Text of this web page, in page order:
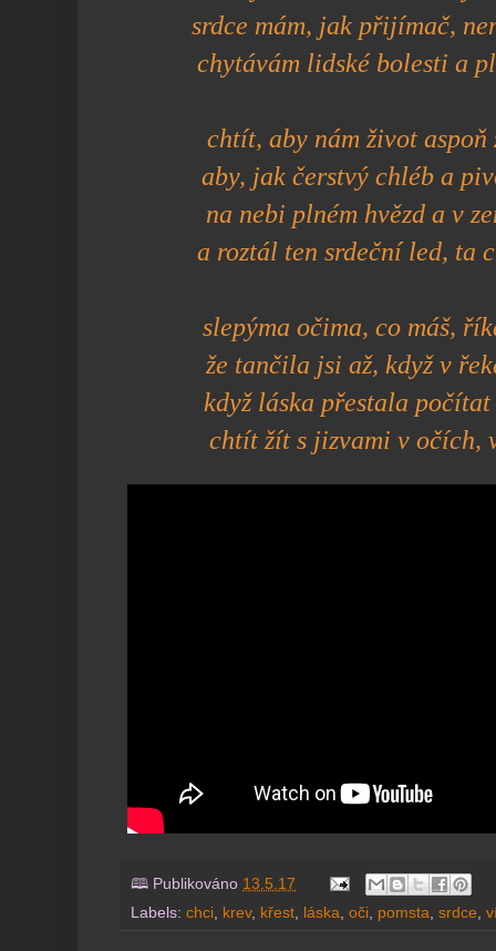
srdce mám, jak přijímač,
chytávám lidské bolesti a
chtít, aby nám život aspoň
aby, jak čerstvý chléb a
na nebi plném hvězd a v
a roztál ten srdeční led, ta
slepýma očima, co máš,
že tančila jsi až, když v
když láska přestala
chtít žít s jizvami v očích,
🕮 Publikováno 13.5.17
Labels: chci, krev, křest, láska, oči, pomsta, srdce,